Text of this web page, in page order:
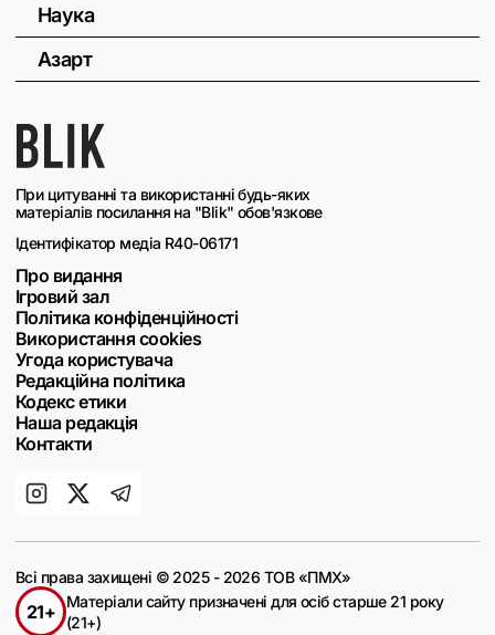
При цитуванні та використанні будь-яких
матеріалів посилання на "Blik" обов'язкове
Ідентифікатор медіа R40-06171
Про видання
Ігровий зал
Політика конфіденційності
Використання cookies
Угода користувача
Редакційна політика
Кодекс етики
Наша редакція
Контакти
Наука
Азарт
Всі права захищені © 2025 - 2026 ТОВ «ПМХ»
21+
Матеріали сайту призначені для осіб старше 21 року
(21+)